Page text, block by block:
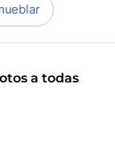
a todas